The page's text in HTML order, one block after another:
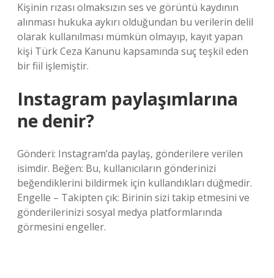
Kişinin rızası olmaksızın ses ve görüntü kaydının
alınması hukuka aykırı olduğundan bu verilerin delil
olarak kullanılması mümkün olmayıp, kayıt yapan
kişi Türk Ceza Kanunu kapsamında suç teşkil eden
bir fiil işlemiştir.
Instagram paylaşımlarına
ne denir?
Gönderi: Instagram’da paylaş, gönderilere verilen
isimdir. Beğen: Bu, kullanıcıların gönderinizi
beğendiklerini bildirmek için kullandıkları düğmedir.
Engelle – Takipten çık: Birinin sizi takip etmesini ve
gönderilerinizi sosyal medya platformlarında
görmesini engeller.